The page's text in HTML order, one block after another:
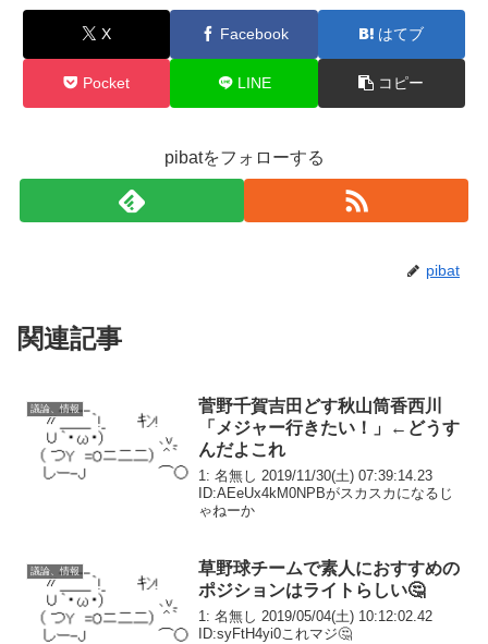
X Facebook はてブ
Pocket LINE コピー
pibatをフォローする
pibat
関連記事
議論、情報
菅野千賀吉田どす秋山筒香西川
「メジャー行きたい！」←どうす
んだよこれ
1: 名無し 2019/11/30(土) 07:39:14.23
ID:AEeUx4kM0NPBがスカスカになるじ
ゃねーか
議論、情報
草野球チームで素人におすすめの
ポジションはライトらしい🤔
1: 名無し 2019/05/04(土) 10:12:02.42
ID:syFtH4yi0これマジ🤔